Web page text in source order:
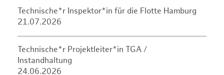
Technische*r Inspektor*in für die Flotte Hamburg
21.07.2026
Technische*r Projektleiter*in TGA /
Instandhaltung
24.06.2026